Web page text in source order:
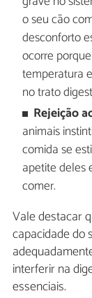
o seu cão
desconforto
ocorre
temperatura
no trato
Rejeição
animais
comida se
apetite deles
comer.
Vale destacar
capacidade do
interferir na
essenciais.